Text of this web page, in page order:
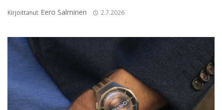
Kirjoittanut Eero Salminen 2.7.2026